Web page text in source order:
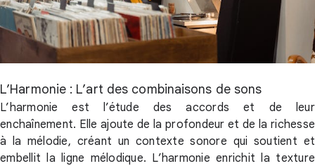
L’Harmonie : L’art des combinaisons de sons
L’harmonie est l’étude des accords et de leur
enchaînement. Elle ajoute de la profondeur et de la richesse
à la mélodie, créant un contexte sonore qui soutient et
embellit la ligne mélodique. L’harmonie enrichit la texture